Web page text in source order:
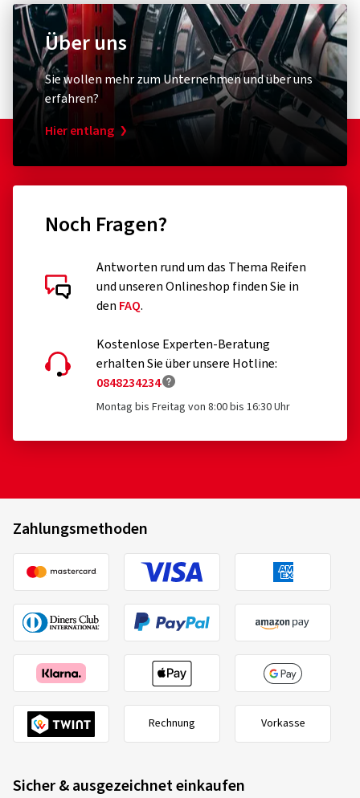
Über uns
Sie wollen mehr zum Unternehmen und über uns
erfahren?
Hier entlang
Noch Fragen?
Antworten rund um das Thema Reifen
und unseren Onlineshop finden Sie in
den FAQ.
Kostenlose Experten-Beratung
erhalten Sie über unsere Hotline:
0848234234
Montag bis Freitag von 8:00 bis 16:30 Uhr
Zahlungsmethoden
Rechnung Vorkasse
Sicher & ausgezeichnet einkaufen